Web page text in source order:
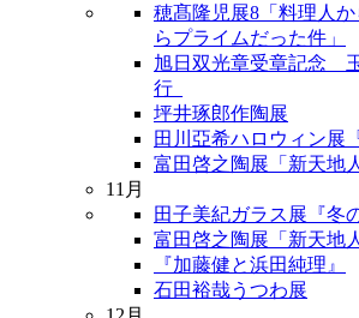
穂髙隆児展8「料理人
らプライムだった件」
旭日双光章受章記念
行_
坪井琢郎作陶展
田川亞希ハロウィン展
富田啓之陶展「新天地人
11月
田子美紀ガラス展『冬
富田啓之陶展「新天地人
『加藤健と浜田純理』
石田裕哉うつわ展